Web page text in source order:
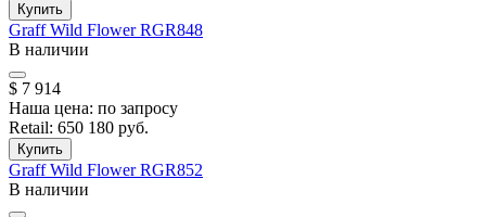
Купить
GraffWild FlowerRGR848
В наличии
$ 7 914
Наша цена: по запросу
Retail: 650 180 руб.
Купить
GraffWild FlowerRGR852
В наличии